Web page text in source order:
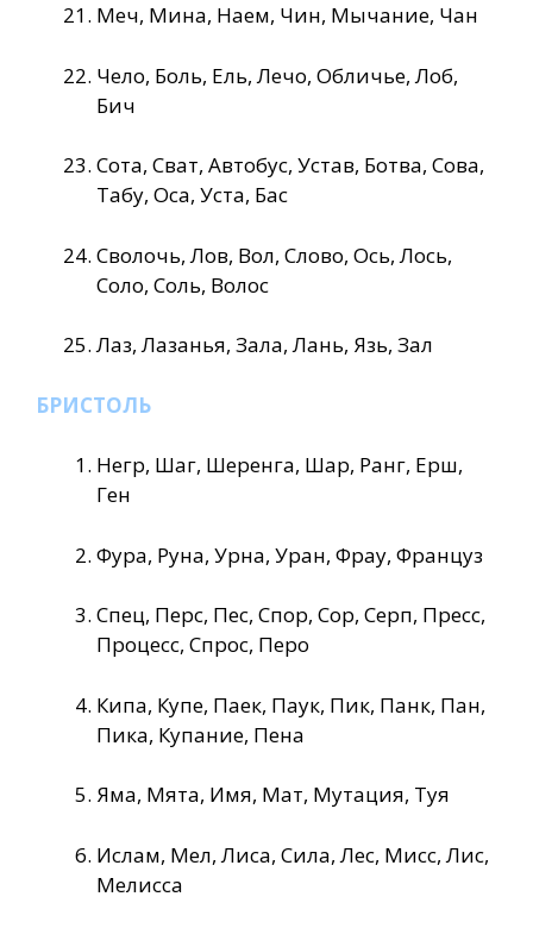
Меч, Мина, Наем, Чин, Мычание, Чан
Чело, Боль, Ель, Лечо, Обличье, Лоб,
Бич
Сота, Сват, Автобус, Устав, Ботва, Сова,
Табу, Оса, Уста, Бас
Сволочь, Лов, Вол, Слово, Ось, Лось,
Соло, Соль, Волос
Лаз, Лазанья, Зала, Лань, Язь, Зал
БРИСТОЛЬ
Негр, Шаг, Шеренга, Шар, Ранг, Ерш,
Ген
Фура, Руна, Урна, Уран, Фрау, Француз
Спец, Перс, Пес, Спор, Сор, Серп, Пресс,
Процесс, Спрос, Перо
Кипа, Купе, Паек, Паук, Пик, Панк, Пан,
Пика, Купание, Пена
Яма, Мята, Имя, Мат, Мутация, Туя
Ислам, Мел, Лиса, Сила, Лес, Мисс, Лис,
Мелисса